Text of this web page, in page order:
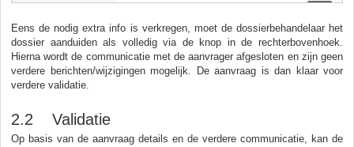
Eens de nodig extra info is verkregen, moet de dossierbehandelaar het
dossier aanduiden als volledig via de knop in de rechterbovenhoek.
Hierna wordt de communicatie met de aanvrager afgesloten en zijn geen
verdere berichten/wijzigingen mogelijk. De aanvraag is dan klaar voor
verdere validatie.
2.2 Validatie
Op basis van de aanvraag details en de verdere communicatie, kan de